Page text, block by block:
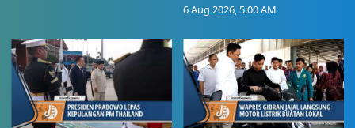
6 Aug 2026, 5:00 AM